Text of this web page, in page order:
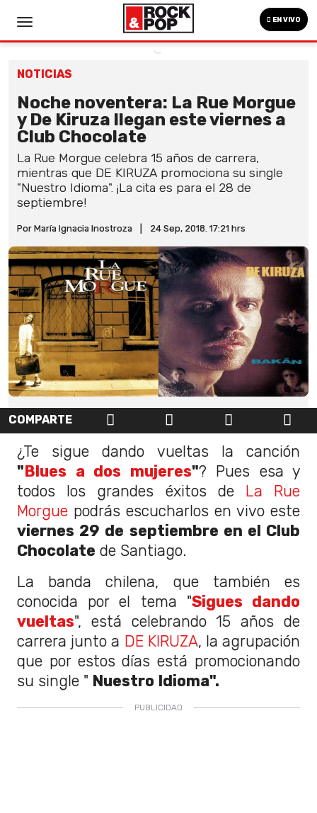
EN VIVO
NOTICIAS
Noche noventera: La Rue Morgue
y De Kiruza llegan este viernes a
Club Chocolate
La Rue Morgue celebra 15 años de carrera,
mientras que DE KIRUZA promociona su single
"Nuestro Idioma". ¡La cita es para el 28 de
septiembre!
Por María Ignacia Inostroza 24 Sep, 2018. 17:21 hrs
COMPARTE
¿Te sigue dando vueltas la canción
"Blues a dos mujeres"? Pues esa y
todos los grandes éxitos de La Rue
Morgue podrás escucharlos en vivo este
viernes 29 de septiembre en el Club
Chocolate de Santiago.
La banda chilena, que también es
conocida por el tema "Sigues dando
vueltas", está celebrando 15 años de
carrera junto a DE KIRUZA, la agrupación
que por estos días está promocionando
su single " Nuestro Idioma".